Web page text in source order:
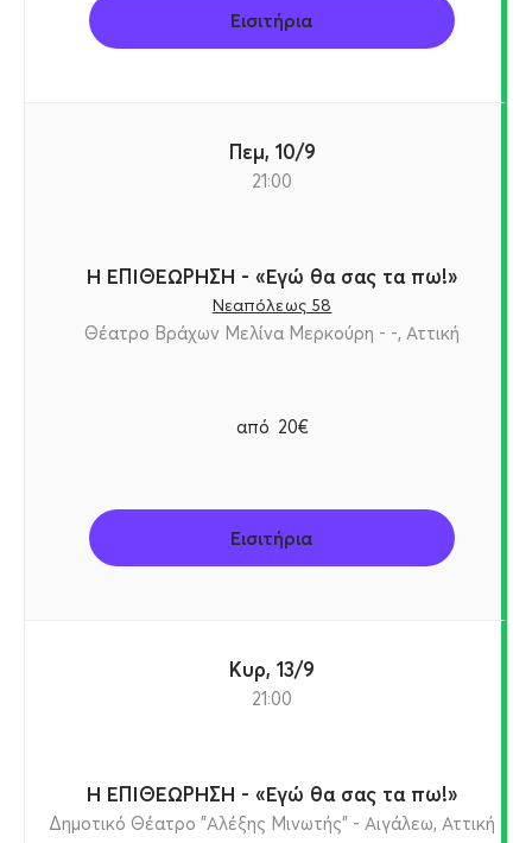
Εισιτήρια
Πεμ, 10/9
21:00
Η ΕΠΙΘΕΩΡΗΣΗ - «Εγώ θα σας τα πω!»
Νεαπόλεως 58
Θέατρο Βράχων Μελίνα Μερκούρη - -, Αττική
από 20€
Εισιτήρια
Κυρ, 13/9
21:00
Η ΕΠΙΘΕΩΡΗΣΗ - «Εγώ θα σας τα πω!»
Δημοτικό Θέατρο "Αλέξης Μινωτής" - Αιγάλεω, Αττική